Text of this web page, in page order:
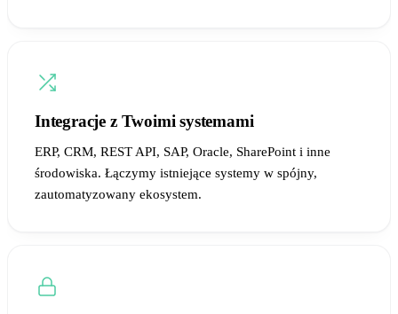
Integracje z Twoimi systemami
ERP, CRM, REST API, SAP, Oracle, SharePoint i inne
środowiska. Łączymy istniejące systemy w spójny,
zautomatyzowany ekosystem.